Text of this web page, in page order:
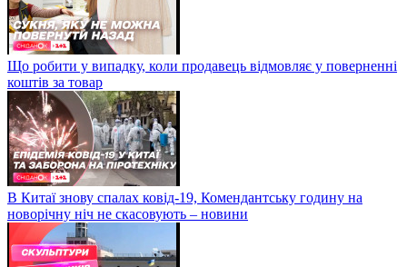
Що робити у випадку, коли продавець відмовляє у поверненні
коштів за товар
В Китаї знову спалах ковід-19, Комендантську годину на
новорічну ніч не скасовують – новини